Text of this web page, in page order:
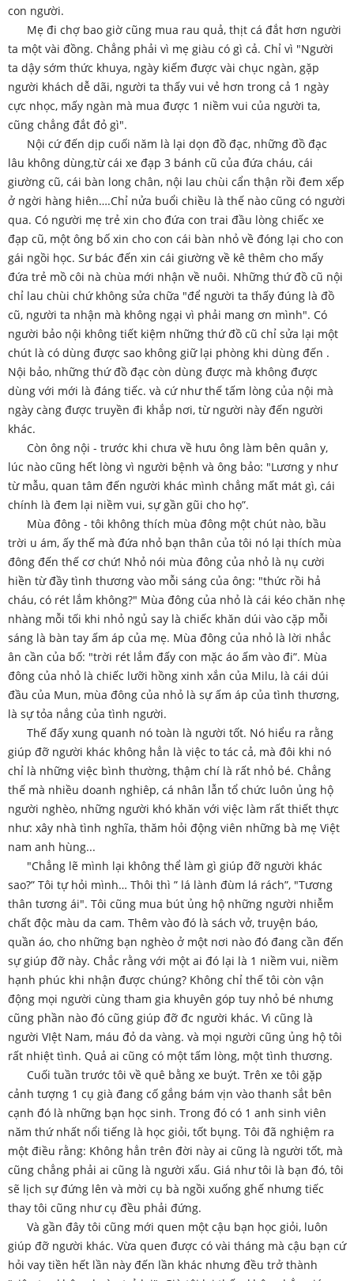
con người.
Mẹ đi chợ bao giờ cũng mua rau quả, thịt cá đắt hơn người
ta một vài đồng. Chẳng phải vì mẹ giàu có gì cả. Chỉ vì "Người
ta dậy sớm thức khuya, ngày kiếm được vài chục ngàn, gặp
người khách dễ dãi, người ta thấy vui vẻ hơn trong cả 1 ngày
cực nhọc, mấy ngàn mà mua được 1 niềm vui của người ta,
cũng chẳng đắt đỏ gì".
Nội cứ đến dịp cuối năm là lại dọn đồ đạc, những đồ đạc
lâu không dùng,từ cái xe đạp 3 bánh cũ của đứa cháu, cái
giường cũ, cái bàn long chân, nội lau chùi cẩn thận rồi đem xếp
ở ngời hàng hiên….Chỉ nửa buổi chiều là thế nào cũng có người
qua. Có người mẹ trẻ xin cho đứa con trai đầu lòng chiếc xe
đạp cũ, một ông bố xin cho con cái bàn nhỏ về đóng lại cho con
gái ngồi học. Sư bác đến xin cái giường về kê thêm cho mấy
đứa trẻ mồ côi nà chùa mới nhận về nuôi. Những thứ đồ cũ nội
chỉ lau chùi chứ không sửa chữa "để người ta thấy đúng là đồ
cũ, người ta nhận mà không ngại vì phải mang ơn mình". Có
người bảo nội không tiết kiệm những thứ đồ cũ chỉ sửa lại một
chút là có dùng được sao không giữ lại phòng khi dùng đến .
Nội bảo, những thứ đồ đạc còn dùng được mà không được
dùng với mới là đáng tiếc. và cứ như thế tấm lòng của nội mà
ngày càng được truyền đi khắp nơi, từ người này đến người
khác.
Còn ông nội - trước khi chưa về hưu ông làm bên quân y,
lúc nào cũng hết lòng vì người bệnh và ông bảo: "Lương y như
từ mẫu, quan tâm đến người khác mình chẳng mất mát gì, cái
chính là đem lại niềm vui, sự gần gũi cho họ”.
Mùa đông - tôi không thích mùa đông một chút nào, bầu
trời u ám, ấy thế mà đứa nhỏ bạn thân của tôi nó lại thích mùa
đông đến thế cơ chứ! Nhỏ nói mùa đông của nhỏ là nụ cười
hiền từ đầy tình thương vào mỗi sáng của ông: "thức rồi hả
cháu, có rét lắm không?" Mùa đông của nhỏ là cái kéo chăn nhẹ
nhàng mỗi tối khi nhỏ ngủ say là chiếc khăn dúi vào cặp mỗi
sáng là bàn tay ấm áp của mẹ. Mùa đông của nhỏ là lời nhắc
ân cần của bố: "trời rét lắm đấy con mặc áo ấm vào đi”. Mùa
đông của nhỏ là chiếc lưỡi hồng xinh xắn của Milu, là cái dúi
đầu của Mun, mùa đông của nhỏ là sự ấm áp của tình thương,
là sự tỏa nắng của tình người.
Thế đấy xung quanh nó toàn là người tốt. Nó hiểu ra rằng
giúp đỡ người khác không hẳn là việc to tác cả, mà đôi khi nó
chỉ là những việc bình thường, thậm chí là rất nhỏ bé. Chẳng
thế mà nhiều doanh nghiêp, cá nhân lẫn tổ chức luôn ủng hộ
người nghèo, những người khó khăn với việc làm rất thiết thực
như: xây nhà tình nghĩa, thăm hỏi động viên những bà mẹ Việt
nam anh hùng...
"Chẳng lẽ mình lại không thể làm gì giúp đỡ người khác
sao?” Tôi tự hỏi mình… Thôi thì ” lá lành đùm lá rách”, "Tương
thân tương ái". Tôi cũng mua bút ủng hộ những người nhiễm
chất độc màu da cam. Thêm vào đó là sách vở, truyện báo,
quần áo, cho những bạn nghèo ở một nơi nào đó đang cần đến
sự giúp đỡ này. Chắc rằng với một ai đó lại là 1 niềm vui, niềm
hạnh phúc khi nhận được chúng? Không chỉ thế tôi còn vận
động mọi người cùng tham gia khuyên góp tuy nhỏ bé nhưng
cũng phần nào đó cũng giúp đỡ đc người khác. Vì cũng là
người VIệt Nam, máu đỏ da vàng. và mọi người cũng ủng hộ tôi
rất nhiệt tình. Quả ai cũng có một tấm lòng, một tình thương.
Cuối tuần trước tôi về quê bằng xe buýt. Trên xe tôi gặp
cảnh tượng 1 cụ già đang cố gắng bám vịn vào thanh sắt bên
cạnh đó là những bạn học sinh. Trong đó có 1 anh sinh viên
năm thứ nhất nổi tiếng là học giỏi, tốt bụng. Tôi đã nghiệm ra
một điều rằng: Không hẳn trên đời này ai cũng là người tốt, mà
cũng chẳng phải ai cũng là người xấu. Giá như tôi là bạn đó, tôi
sẽ lịch sự đứng lên và mời cụ bà ngồi xuống ghế nhưng tiếc
thay tôi cũng như cụ đều phải đứng.
Và gần đây tôi cũng mới quen một cậu bạn học giỏi, luôn
giúp đỡ người khác. Vừa quen được có vài tháng mà cậu bạn cứ
hỏi vay tiền hết lần này đến lần khác nhưng đều trở thành